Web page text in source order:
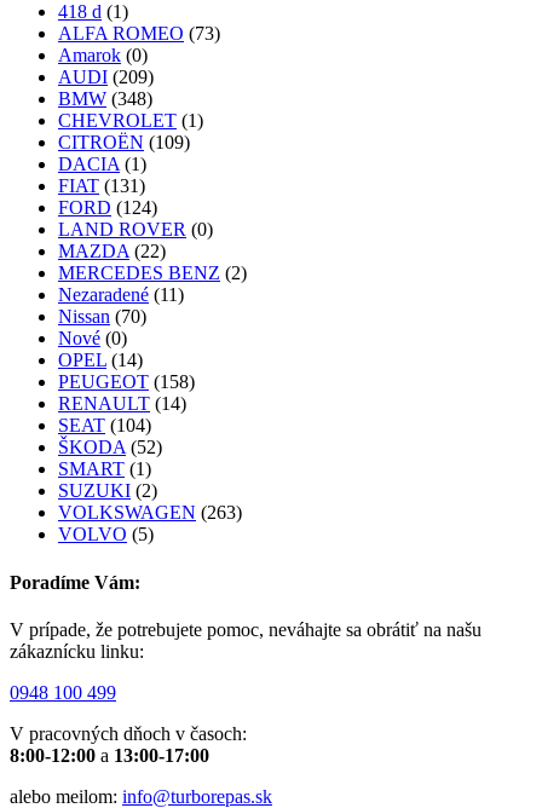
418 d (1)
ALFA ROMEO (73)
Amarok (0)
AUDI (209)
BMW (348)
CHEVROLET (1)
CITROËN (109)
DACIA (1)
FIAT (131)
FORD (124)
LAND ROVER (0)
MAZDA (22)
MERCEDES BENZ (2)
Nezaradené (11)
Nissan (70)
Nové (0)
OPEL (14)
PEUGEOT (158)
RENAULT (14)
SEAT (104)
ŠKODA (52)
SMART (1)
SUZUKI (2)
VOLKSWAGEN (263)
VOLVO (5)
Poradíme Vám:
V prípade, že potrebujete pomoc, neváhajte sa obrátiť na našu
zákaznícku linku:
0948 100 499
V pracovných dňoch v časoch:
8:00-12:00 a 13:00-17:00
alebo meilom: info@turborepas.sk